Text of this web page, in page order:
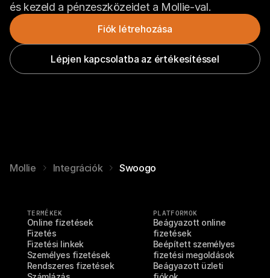
és kezeld a pénzeszközeidet a Mollie-val.
Fiók létrehozása
Lépjen kapcsolatba az értékesítéssel
Mollie Integrációk Swoogo
TERMÉKEK
Online fizetések
Fizetés
Fizetési linkek
Személyes fizetések
Rendszeres fizetések
PLATFORMOK
Beágyazott online
fizetések
Beépített személyes
fizetési megoldások
Beágyazott üzleti